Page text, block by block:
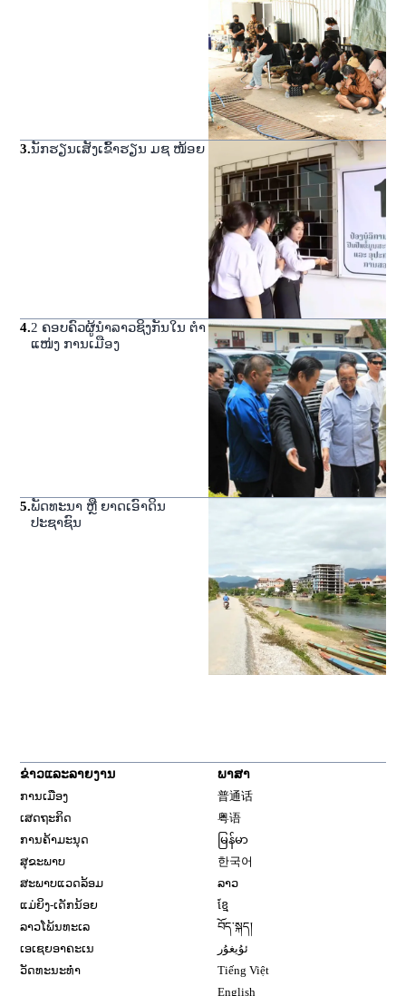
3.ນັກຮຽນເສັງເຂົ້າຮຽນ ມຊ ໜ້ອຍ
4.2 ຄອບຄົວຜູ້ນໍາລາວຊິງກັນໃນ ຕໍາ
ແໜ່ງ ການເມືອງ
5.ພັດທະນາ ຫຼື ຍາດເອົາດິນ
ປະຊາຊົນ
ຂ່າວແລະລາຍງານ
ການເມືອງ
ເສດຖະກິດ
ການຄ້າມະນຸດ
ສຸຂະພາບ
ສະພາບແວດລ້ອມ
ແມ່ຍິງ-ເດັກນ້ອຍ
ລາວໂພ້ນທະເລ
ເອເຊຍອາຄະເນ
ວັດທະນະທຳ
ພາສາ
普通话
粤语
မြန်မာ
한국어
ລາວ
ខ្មែ
བོད་སྐད།
ئۇيغۇر
Tiếng Việt
English